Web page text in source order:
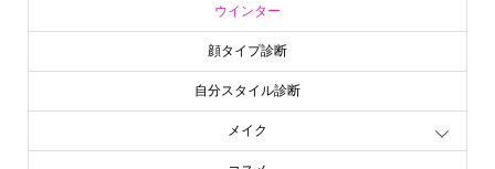
ウインター
顔タイプ診断
自分スタイル診断
メイク